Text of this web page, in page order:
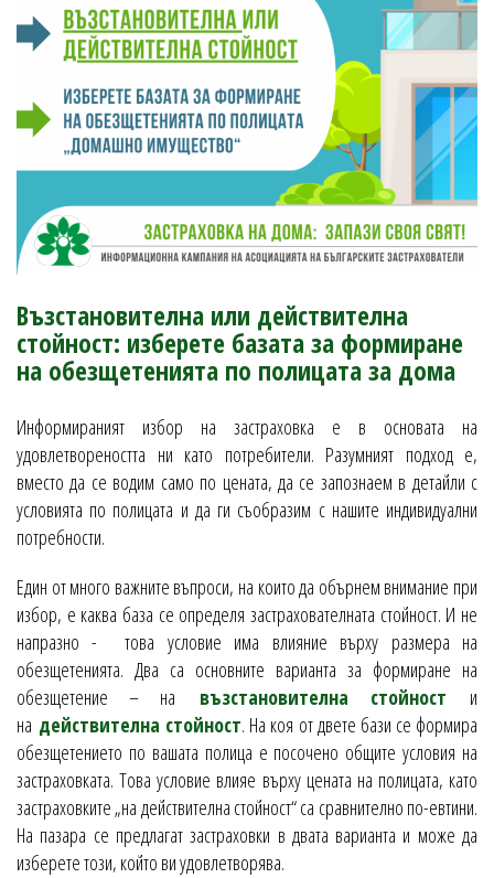
Възстановителна или действителна
стойност: изберете базата за формиране
на обезщетенията по полицата за дома
Информираният избор на застраховка е в основата на
удовлетвореността ни като потребители. Разумният подход е,
вместо да се водим само по цената, да се запознаем в детайли с
условията по полицата и да ги съобразим с нашите индивидуални
потребности.
Един от много важните въпроси, на които да обърнем внимание при
избор, е каква база се определя застрахователната стойност. И не
напразно - това условие има влияние върху размера на
обезщетенията. Два са основните варианта за формиране на
обезщетение – на възстановителна стойност и
на действителна стойност. На коя от двете бази се формира
обезщетението по вашата полица е посочено общите условия на
застраховката. Това условие влияе върху цената на полицата, като
застраховките „на действителна стойност“ са сравнително по-евтини.
На пазара се предлагат застраховки в двата варианта и може да
изберете този, който ви удовлетворява.